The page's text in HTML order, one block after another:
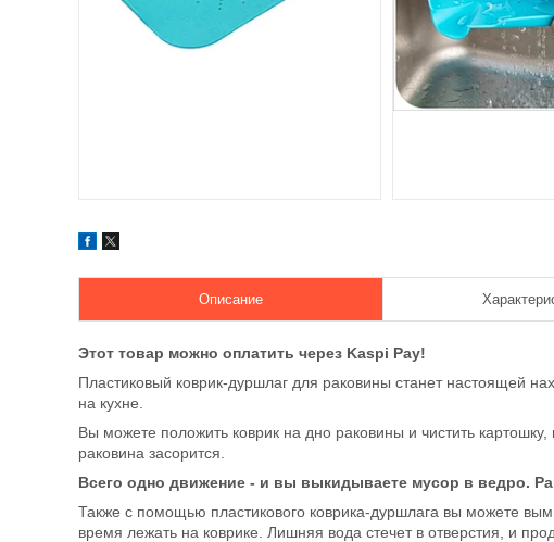
Описание
Этот товар можно оплатить через Kaspi Pay!
Пластиковый коврик-дуршлаг для раковины станет настоящей
на кухне.
Вы можете положить коврик на дно раковины и чистить
раковина засорится.
Всего одно движение - и вы выкидываете мусор в ведро.
Также с помощью пластикового коврика-дуршлага вы можете
время лежать на коврике. Лишняя вода стечет в отверстия, и